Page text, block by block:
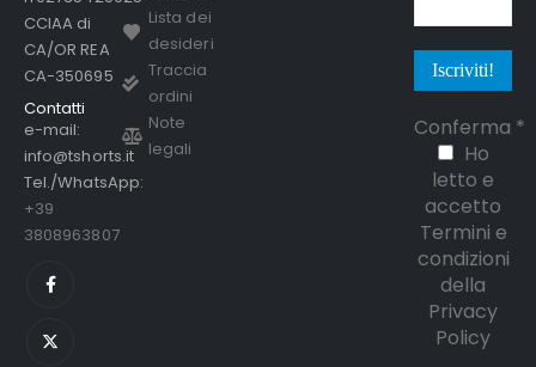
CCIAA di
CA/OR REA
CA-350695
Contatti
e-mail:
info@tshorts.it
Tel./WhatsApp:
+39
3808963807
Lista dei
desideri
Traccia
ordini
Note
legali
Conferma *
Ho
letto e
accetto
Termini e
condizioni
della
Privacy
Policy